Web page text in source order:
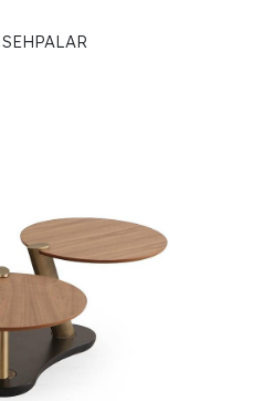
SEHPALAR